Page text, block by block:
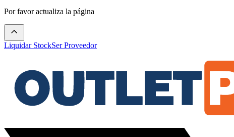
Por favor actualiza la página
Liquidar StockSer Proveedor